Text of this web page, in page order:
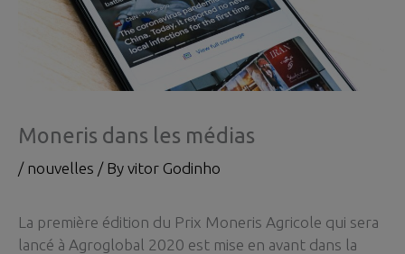
Moneris dans les médias
/ nouvelles / By vitor Godinho
La première édition du Prix Moneris Agricole qui sera
lancé à Agroglobal 2020 est mise en avant dans la